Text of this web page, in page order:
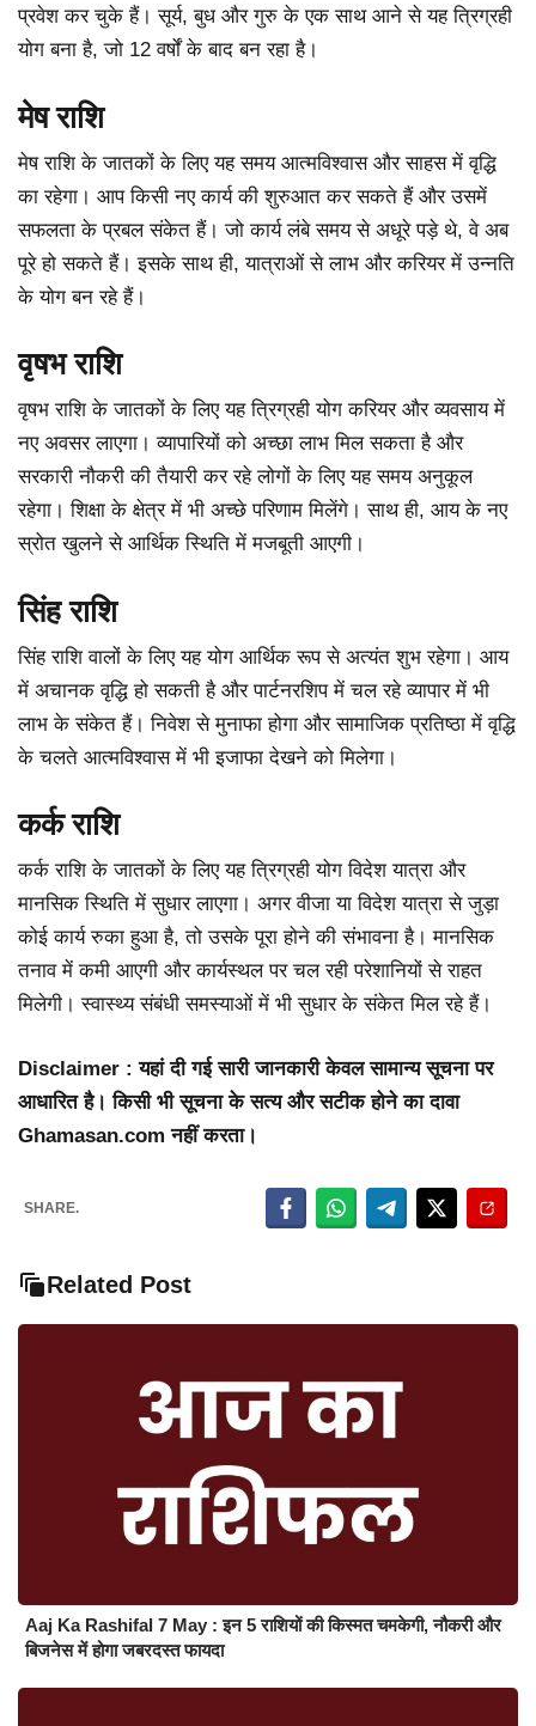
प्रवेश कर चुके हैं। सूर्य, बुध और गुरु के एक साथ आने से यह त्रिग्रही
योग बना है, जो 12 वर्षों के बाद बन रहा है।
मेष राशि
मेष राशि के जातकों के लिए यह समय आत्मविश्वास और साहस में वृद्धि
का रहेगा। आप किसी नए कार्य की शुरुआत कर सकते हैं और उसमें
सफलता के प्रबल संकेत हैं। जो कार्य लंबे समय से अधूरे पड़े थे, वे अब
पूरे हो सकते हैं। इसके साथ ही, यात्राओं से लाभ और करियर में उन्नति
के योग बन रहे हैं।
वृषभ राशि
वृषभ राशि के जातकों के लिए यह त्रिग्रही योग करियर और व्यवसाय में
नए अवसर लाएगा। व्यापारियों को अच्छा लाभ मिल सकता है और
सरकारी नौकरी की तैयारी कर रहे लोगों के लिए यह समय अनुकूल
रहेगा। शिक्षा के क्षेत्र में भी अच्छे परिणाम मिलेंगे। साथ ही, आय के नए
स्रोत खुलने से आर्थिक स्थिति में मजबूती आएगी।
सिंह राशि
सिंह राशि वालों के लिए यह योग आर्थिक रूप से अत्यंत शुभ रहेगा। आय
में अचानक वृद्धि हो सकती है और पार्टनरशिप में चल रहे व्यापार में भी
लाभ के संकेत हैं। निवेश से मुनाफा होगा और सामाजिक प्रतिष्ठा में वृद्धि
के चलते आत्मविश्वास में भी इजाफा देखने को मिलेगा।
कर्क राशि
कर्क राशि के जातकों के लिए यह त्रिग्रही योग विदेश यात्रा और
मानसिक स्थिति में सुधार लाएगा। अगर वीजा या विदेश यात्रा से जुड़ा
कोई कार्य रुका हुआ है, तो उसके पूरा होने की संभावना है। मानसिक
तनाव में कमी आएगी और कार्यस्थल पर चल रही परेशानियों से राहत
मिलेगी। स्वास्थ्य संबंधी समस्याओं में भी सुधार के संकेत मिल रहे हैं।
Disclaimer : यहां दी गई सारी जानकारी केवल सामान्य सूचना पर
आधारित है। किसी भी सूचना के सत्य और सटीक होने का दावा
Ghamasan.com नहीं करता।
SHARE.
Related Post
Aaj Ka Rashifal 7 May : इन 5 राशियों की किस्मत चमकेगी, नौकरी और
बिजनेस में होगा जबरदस्त फायदा